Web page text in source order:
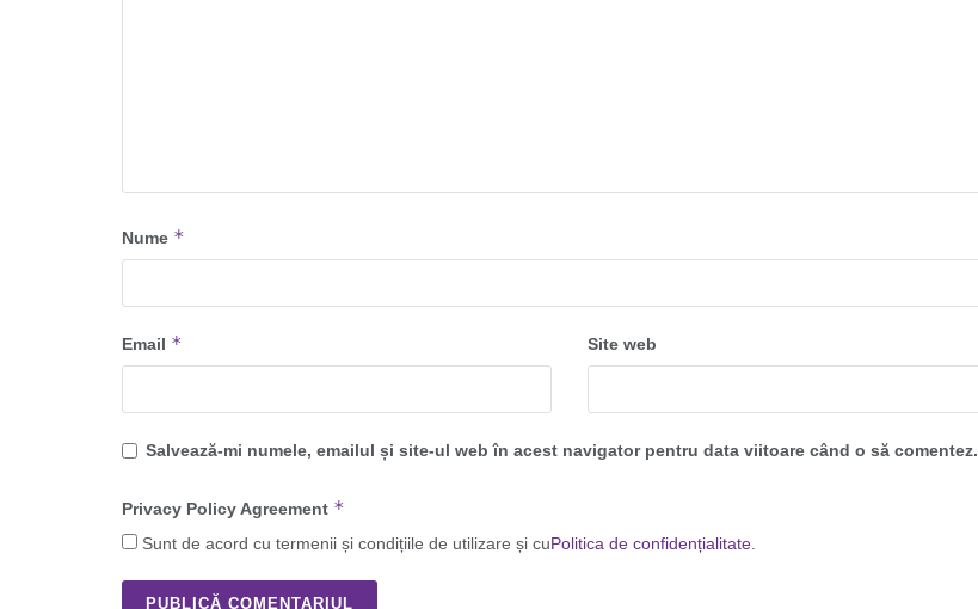
Nume *
Email * Site web
Salvează-mi numele, emailul și site-ul web în acest navigator pentru data viitoare când o să comentez.
Privacy Policy Agreement *
Sunt de acord cu termenii și condițiile de utilizare și cuPolitica de confidențialitate.